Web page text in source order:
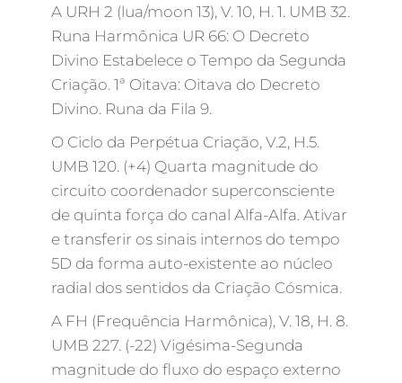
A URH 2 (lua/moon 13), V. 10, H. 1. UMB 32.
Runa Harmônica UR 66: O Decreto
Divino Estabelece o Tempo da Segunda
Criação. 1ª Oitava: Oitava do Decreto
Divino. Runa da Fila 9.
O Ciclo da Perpétua Criação, V.2, H.5.
UMB 120. (+4) Quarta magnitude do
circuito coordenador superconsciente
de quinta força do canal Alfa-Alfa. Ativar
e transferir os sinais internos do tempo
5D da forma auto-existente ao núcleo
radial dos sentidos da Criação Cósmica.
A FH (Frequência Harmônica), V. 18, H. 8.
UMB 227. (-22) Vigésima-Segunda
magnitude do fluxo do espaço externo